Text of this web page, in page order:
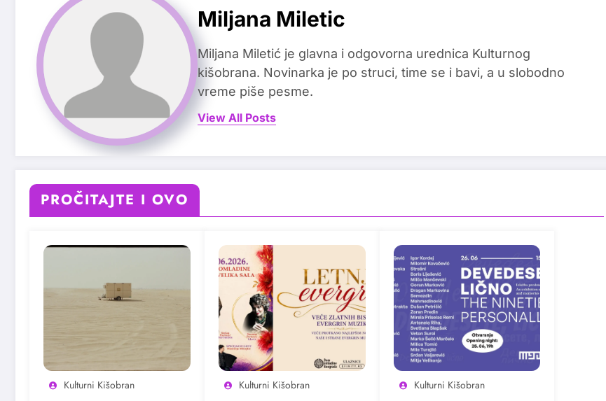
Miljana Miletic
Miljana Miletić je glavna i odgovorna urednica Kulturnog
kišobrana. Novinarka je po struci, time se i bavi, a u slobodno
vreme piše pesme.
View All Posts
PROČITAJTE I OVO
Kulturni Kišobran Kulturni Kišobran Kulturni Kišobran